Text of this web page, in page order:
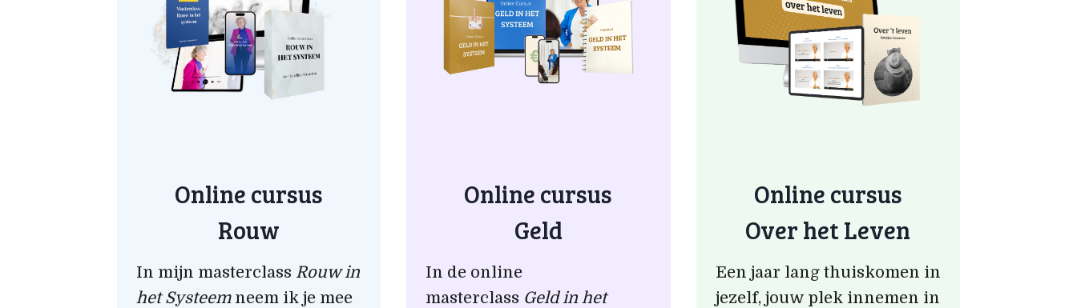
Online cursus
Rouw
In mijn masterclass Rouw in
het Systeemneem ik je mee
Online cursus
Geld
In de online
masterclass Geld in het
Online cursus
Over het Leven
Een jaar lang thuiskomen in
jezelf, jouw plek innemen in